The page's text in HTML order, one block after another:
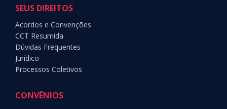
SEUS DIREITOS
Acordos e Convenções
CCT Resumida
Dúvidas Frequentes
Jurídico
Processos Coletivos
CONVÊNIOS